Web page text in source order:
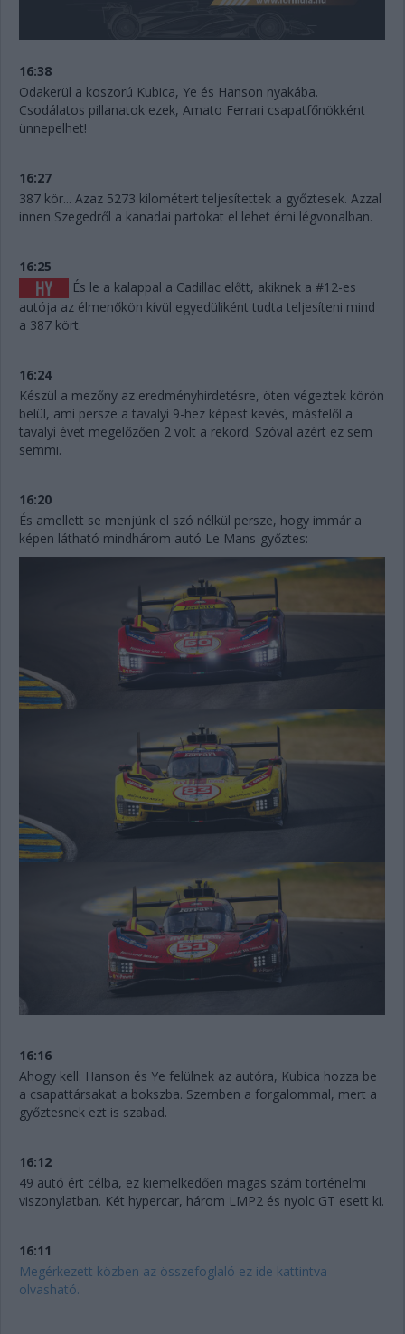
16:38
Odakerül a koszorú Kubica, Ye és Hanson nyakába.
Csodálatos pillanatok ezek, Amato Ferrari csapatfőnökként
ünnepelhet!
16:27
387 kör... Azaz 5273 kilométert teljesítettek a győztesek. Azzal
innen Szegedről a kanadai partokat el lehet érni légvonalban.
16:25
És le a kalappal a Cadillac előtt, akiknek a #12-es
autója az élmenőkön kívül egyedüliként tudta teljesíteni mind
a 387 kört.
16:24
Készül a mezőny az eredményhirdetésre, öten végeztek körön
belül, ami persze a tavalyi 9-hez képest kevés, másfelől a
tavalyi évet megelőzően 2 volt a rekord. Szóval azért ez sem
semmi.
16:20
És amellett se menjünk el szó nélkül persze, hogy immár a
képen látható mindhárom autó Le Mans-győztes:
16:16
Ahogy kell: Hanson és Ye felülnek az autóra, Kubica hozza be
a csapattársakat a bokszba. Szemben a forgalommal, mert a
győztesnek ezt is szabad.
16:12
49 autó ért célba, ez kiemelkedően magas szám történelmi
viszonylatban. Két hypercar, három LMP2 és nyolc GT esett ki.
16:11
Megérkezett közben az összefoglaló ez ide kattintva
olvasható.